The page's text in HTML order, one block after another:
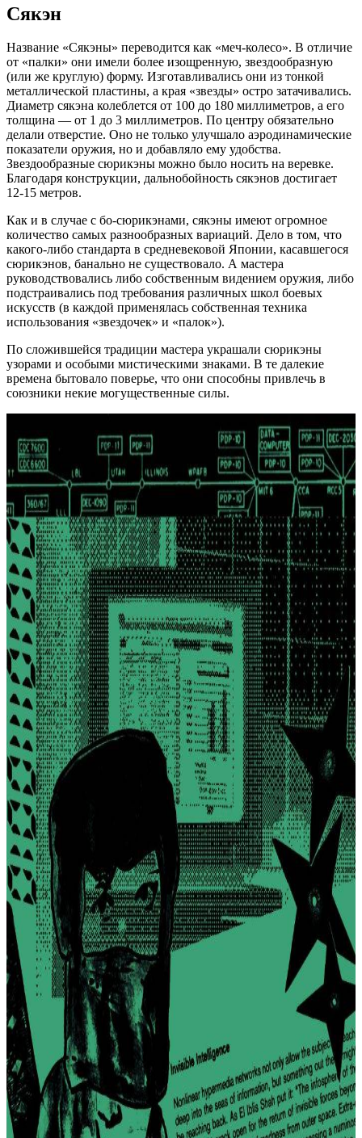
Сякэн
Название «Сякэны» переводится как «меч-колесо». В отличие
от «палки» они имели более изощренную, звездообразную
(или же круглую) форму. Изготавливались они из тонкой
металлической пластины, а края «звезды» остро затачивались.
Диаметр сякэна колеблется от 100 до 180 миллиметров, а его
толщина — от 1 до 3 миллиметров. По центру обязательно
делали отверстие. Оно не только улучшало аэродинамические
показатели оружия, но и добавляло ему удобства.
Звездообразные сюрикэны можно было носить на веревке.
Благодаря конструкции, дальнобойность сякэнов достигает
12-15 метров.
Как и в случае с бо-сюрикэнами, сякэны имеют огромное
количество самых разнообразных вариаций. Дело в том, что
какого-либо стандарта в средневековой Японии, касавшегося
сюрикэнов, банально не существовало. А мастера
руководствовались либо собственным видением оружия, либо
подстраивались под требования различных школ боевых
искусств (в каждой применялась собственная техника
использования «звездочек» и «палок»).
По сложившейся традиции мастера украшали сюрикэны
узорами и особыми мистическими знаками. В те далекие
времена бытовало поверье, что они способны привлечь в
союзники некие могущественные силы.